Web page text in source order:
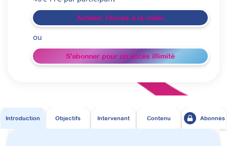
Acheter l'accès à la vidéo
ou
S'abonner pour un accès illimité
Introduction Objectifs Intervenant Contenu Abonnés